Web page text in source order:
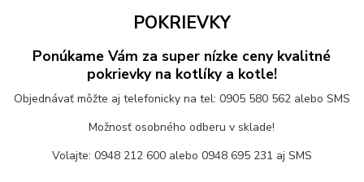
POKRIEVKY
Ponúkame Vám za super nízke ceny kvalitné
pokrievky na kotlíky a kotle!
Objednávať môžte aj telefonicky na tel: 0905 580 562 alebo SMS
Možnosť osobného odberu v sklade!
Volajte: 0948 212 600alebo 0948 695 231 aj SMS